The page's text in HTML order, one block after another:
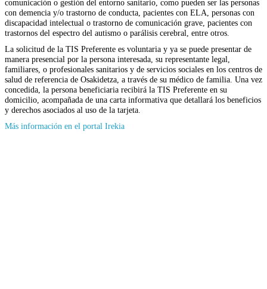
comunicación o gestión del entorno sanitario, como pueden ser las personas
con demencia y/o trastorno de conducta, pacientes con ELA, personas con
discapacidad intelectual o trastorno de comunicación grave, pacientes con
trastornos del espectro del autismo o parálisis cerebral, entre otros.
La solicitud de la TIS Preferente es voluntaria y ya se puede presentar de
manera presencial por la persona interesada, su representante legal,
familiares, o profesionales sanitarios y de servicios sociales en los centros de
salud de referencia de Osakidetza, a través de su médico de familia. Una vez
concedida, la persona beneficiaria recibirá la TIS Preferente en su
domicilio, acompañada de una carta informativa que detallará los beneficios
y derechos asociados al uso de la tarjeta.
Más información en el portal Irekia(Se